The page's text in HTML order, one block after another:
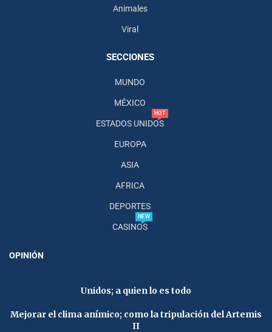
Animales
Viral
SECCIONES
MUNDO
MÉXICO
ESTADOS UNIDOS
HOT
EUROPA
ASIA
AFRICA
DEPORTES
CASINOS
NEW
OPINIÓN
Unidos; a quien lo es todo
Mejorar el clima anímico; como la tripulación del Artemis
II